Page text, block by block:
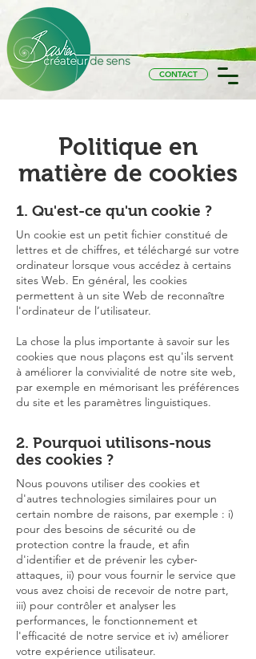
CONTACT
Politique en
matière de cookies
1. Qu'est-ce qu'un cookie ?
Un cookie est un petit fichier constitué de
lettres et de chiffres, et téléchargé sur votre
ordinateur lorsque vous accédez à certains
sites Web. En général, les cookies
permettent à un site Web de reconnaître
l'ordinateur de l’utilisateur.
La chose la plus importante à savoir sur les
cookies que nous plaçons est qu'ils servent
à améliorer la convivialité de notre site web,
par exemple en mémorisant les préférences
du site et les paramètres linguistiques.
2. Pourquoi utilisons-nous
des cookies ?
Nous pouvons utiliser des cookies et
d'autres technologies similaires pour un
certain nombre de raisons, par exemple : i)
pour des besoins de sécurité ou de
protection contre la fraude, et afin
d'identifier et de prévenir les cyber-
attaques, ii) pour vous fournir le service que
vous avez choisi de recevoir de notre part,
iii) pour contrôler et analyser les
performances, le fonctionnement et
l'efficacité de notre service et iv) améliorer
votre expérience utilisateur.